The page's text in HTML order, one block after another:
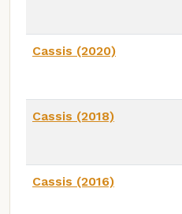
Cassis (2020)
Cassis (2018)
Cassis (2016)